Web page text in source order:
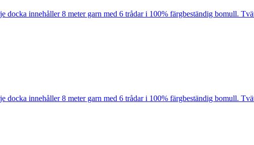
innehåller 8 meter garn med 6 trådar i 100% färgbeständig bomull.
innehåller 8 meter garn med 6 trådar i 100% färgbeständig bomull.